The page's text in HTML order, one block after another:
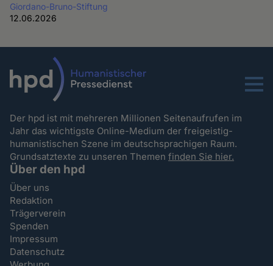
Giordano-Bruno-Stiftung
12.06.2026
Menu
Der hpd ist mit mehreren Millionen Seitenaufrufen im
Jahr das wichtigste Online-Medium der freigeistig-
humanistischen Szene im deutschsprachigen Raum.
Grundsatztexte zu unseren Themenfinden Sie hier.
Über den hpd
Über uns
Redaktion
Trägerverein
Spenden
Impressum
Datenschutz